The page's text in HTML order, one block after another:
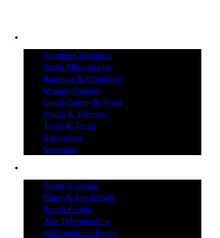
Spontane Momente
Street Photography
Kameras & Objektive
Monats-Auslese
Landschaften & Natur
Städte & Urbanes
Tipps & Tricks
Inspiration
Sonstiges
Street & Urban
Natur & Landschaft
Beach People
Alte Telefonzellen
Wäscheleinen Poesie